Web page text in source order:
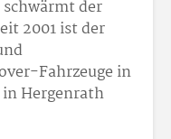
der
2001 ist der
Fahrzeuge in
in Hergenrath